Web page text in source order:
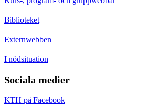
Biblioteket
Externwebben
I nödsituation
Sociala medier
KTH på Facebook